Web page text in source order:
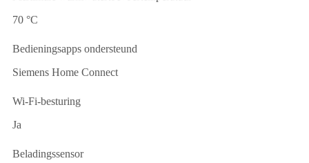
70 °C
Bedieningsapps ondersteund
Siemens Home Connect
Wi-Fi-besturing
Ja
Beladingssensor